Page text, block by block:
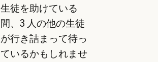
生徒を助けている
間、3 人の他の生徒
が行き詰まって待っ
ているかもしれませ